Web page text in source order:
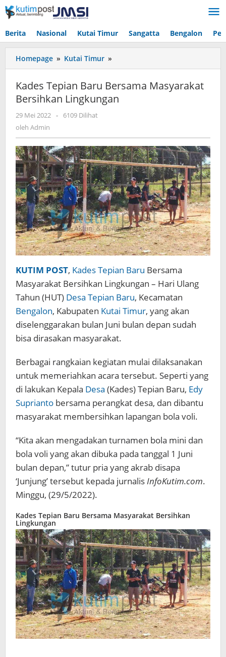
Lewati
ke
Berita Nasional Kutai Timur Sangatta Bengalon
Homepage » Kutai Timur »
Tepian
Bersama
Masyarakat
Kades Tepian Baru Bersama Masyarakat
Bersihkan Lingkungan
29 Mei 2022 oleh
-
6109 Dilihat
oleh Admin
KUTIM POST, Kades Tepian Baru Bersama
Masyarakat Bersihkan Lingkungan – Hari Ulang
Tahun (HUT) Desa Tepian Baru, Kecamatan
Bengalon, Kabupaten Kutai Timur, yang akan
diselenggarakan bulan Juni bulan depan sudah
bisa dirasakan masyarakat.
Berbagai rangkaian kegiatan mulai dilaksanakan
untuk memeriahkan acara tersebut. Seperti yang
di lakukan Kepala Desa (Kades) Tepian Baru, Edy
Suprianto bersama perangkat desa, dan dibantu
masyarakat membersihkan lapangan bola voli.
“Kita akan mengadakan turnamen bola mini dan
bola voli yang akan dibuka pada tanggal 1 Juni
bulan depan,” tutur pria yang akrab disapa
‘Junjung’ tersebut kepada jurnalisInfoKutim.com.
Minggu, (29/5/2022).
Kades Tepian Baru Bersama Masyarakat Bersihkan
Lingkungan